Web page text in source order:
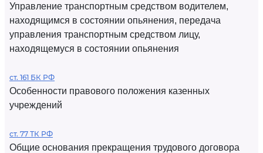
Управление транспортным средством водителем,
находящимся в состоянии опьянения, передача
управления транспортным средством лицу,
находящемуся в состоянии опьянения
ст. 161 БК РФ
Особенности правового положения казенных
учреждений
ст. 77 ТК РФ
Общие основания прекращения трудового договора